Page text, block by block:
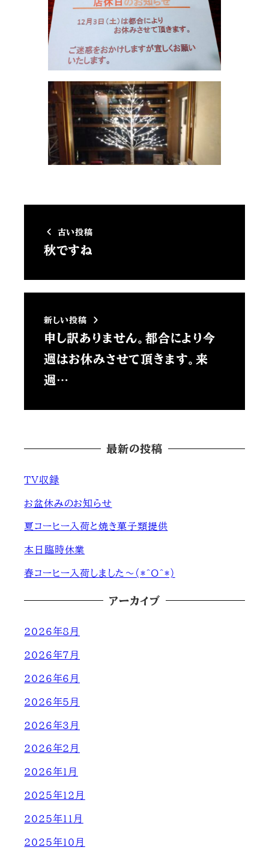
古い投稿
秋ですね
新しい投稿
申し訳ありません。都合により今
週はお休みさせて頂きます。来
週…
最新の投稿
ＴＶ収録
お盆休みのお知らせ
夏コーヒー入荷と焼き菓子類提供
本日臨時休業
春コーヒー入荷しました～(*^O^*)
アーカイブ
2026年8月
2026年7月
2026年6月
2026年5月
2026年3月
2026年2月
2026年1月
2025年12月
2025年11月
2025年10月